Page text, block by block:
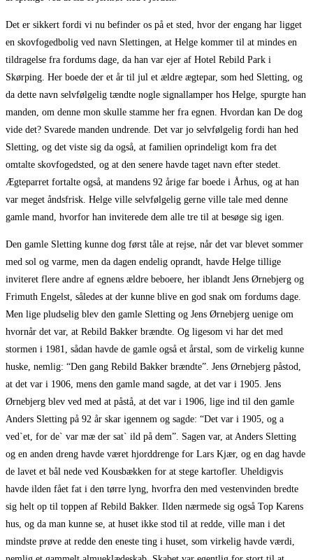
Det er sikkert fordi vi nu befinder os på et sted, hvor der engang har ligget
en skovfogedbolig ved navn Slettingen, at Helge kommer til at mindes en
tildragelse fra fordums dage, da han var ejer af Hotel Rebild Park i
Skørping. Her boede der et år til jul et ældre ægtepar, som hed Sletting, og
da dette navn selvfølgelig tændte nogle signallamper hos Helge, spurgte han
manden, om denne mon skulle stamme her fra egnen. Hvordan kan De dog
vide det? Svarede manden undrende. Det var jo selvfølgelig fordi han hed
Sletting, og det viste sig da også, at familien oprindeligt kom fra det
omtalte skovfogedsted, og at den senere havde taget navn efter stedet.
Ægteparret fortalte også, at mandens 92 årige far boede i Århus, og at han
var meget åndsfrisk. Helge ville selvfølgelig gerne ville tale med denne
gamle mand, hvorfor han inviterede dem alle tre til at besøge sig igen.
Den gamle Sletting kunne dog først tåle at rejse, når det var blevet sommer
med sol og varme, men da dagen endelig oprandt, havde Helge tillige
inviteret flere andre af egnens ældre beboere, her iblandt Jens Ørnebjerg og
Frimuth Engelst, således at der kunne blive en god snak om fordums dage.
Men lige pludselig blev den gamle Sletting og Jens Ørnebjerg uenige om
hvornår det var, at Rebild Bakker brændte. Og ligesom vi har det med
stormen i 1981, sådan havde de gamle også et årstal, som de virkelig kunne
huske, nemlig: “Den gang Rebild Bakker brændte”. Jens Ørnebjerg påstod,
at det var i 1906, mens den gamle mand sagde, at det var i 1905. Jens
Ørnebjerg blev ved med at påstå, at det var i 1906, lige ind til den gamle
Anders Sletting på 92 år skar igennem og sagde: “Det var i 1905, og a
ved`et, for de` var mæ der sat` ild på dem”. Sagen var, at Anders Sletting
og en anden dreng havde været hjorddrenge for Lars Kjær, og en dag havde
de lavet et bål nede ved Kousbækken for at stege kartofler. Uheldigvis
havde ilden fået fat i den tørre lyng, hvorfra den med vestenvinden bredte
sig helt op til toppen af Rebild Bakker. Ilden nærmede sig også Top Karens
hus, og da man kunne se, at huset ikke stod til at redde, ville man i det
mindste prøve at redde den eneste ting i huset, som virkelig havde værdi,